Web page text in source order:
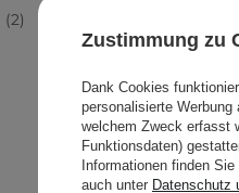
2
Zustimmung zu
Dank Cookies
personalisierte
welchem Zweck erfasst
Funktionsdaten)
Informationen finden Sie
auch unter Datenschutz